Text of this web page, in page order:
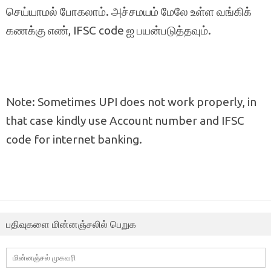
செய்யாமல் போகலாம். அச்சமயம் மேலே உள்ள வங்கிக்
கணக்கு எண், IFSC code ஐ பயன்படுத்தவும்.
Note: Sometimes UPI does not work properly, in
that case kindly use Account number and IFSC
code for internet banking.
பதிவுகளை மின்னஞ்சலில் பெறுக
மின்னஞ்சல்
முகவரி